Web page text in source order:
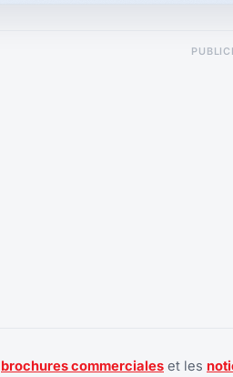
brochures commerciales et les